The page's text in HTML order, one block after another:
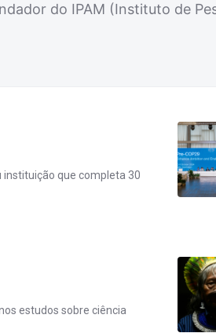
do IPAM (Instituto de
instituição que completa 30
estudos sobre ciência